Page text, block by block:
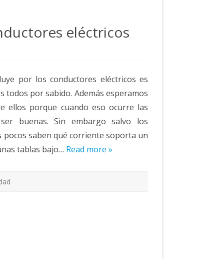
eléctricos
por los conductores eléctricos es
todos por sabido. Además esperamos
ellos porque cuando eso ocurre las
buenas. Sin embargo salvo los
pocos saben qué corriente soporta un
tablas bajo… Read more »